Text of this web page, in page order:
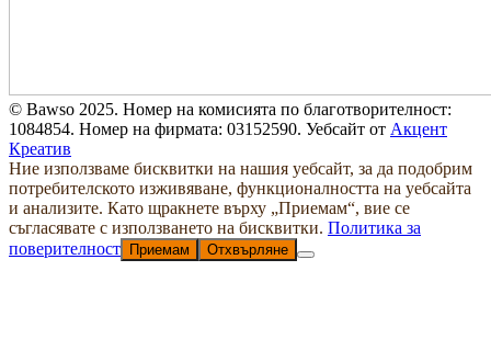
© Bawso 2025. Номер на комисията по благотворителност:
1084854. Номер на фирмата: 03152590. Уебсайт от Акцент
Креатив
Ние използваме бисквитки на нашия уебсайт, за да подобрим
потребителското изживяване, функционалността на уебсайта
и анализите. Като щракнете върху „Приемам“, вие се
съгласявате с използването на бисквитки. Политика за
поверителност
Приемам Отхвърляне